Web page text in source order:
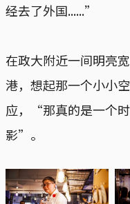
经去了外国......”
在政大附近一间明亮
港，想起那一个小小
应，“那真的是一个
影”。